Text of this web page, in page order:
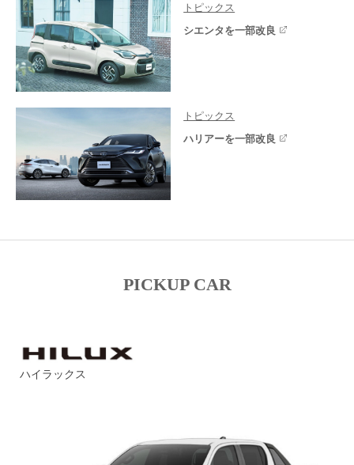
トピックス
シエンタを一部改良
トピックス
ハリアーを一部改良
PICKUP CAR
ハイラックス